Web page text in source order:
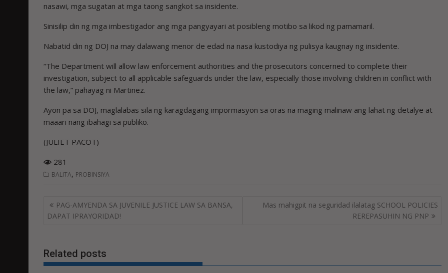
nasawi, mga sugatan at mga taong sangkot sa insidente.
Sinisilip din ng mga imbestigador ang mga pangyayari at posibleng motibo sa likod ng pamamaril.
Nabatid din ng DOJ na may dalawang menor de edad na nasa kustodiya ng pulisya kaugnay ng insidente.
“The Department will allow law enforcement authorities and the prosecutors concerned to complete their
investigation, subject to all applicable safeguards under the law, especially those involving children in conflict with
the law,” pahayag ni Martinez.
Ayon pa sa DOJ, maglalabas sila ng karagdagang impormasyon sa oras na maging malinaw ang lahat ng detalye at
maaari nang ibahagi sa publiko.
(JULIET PACOT)
281
BALITA, PROBINSIYA
Post
navigation
PAG-AMYENDA SA JUVENILE JUSTICE LAW SA BANSA,
DAPAT IPRAYORIDAD!
Mas mahigpit na seguridad ilalatag SCHOOL POLICIES
REREPASUHIN NG PNP
Related posts